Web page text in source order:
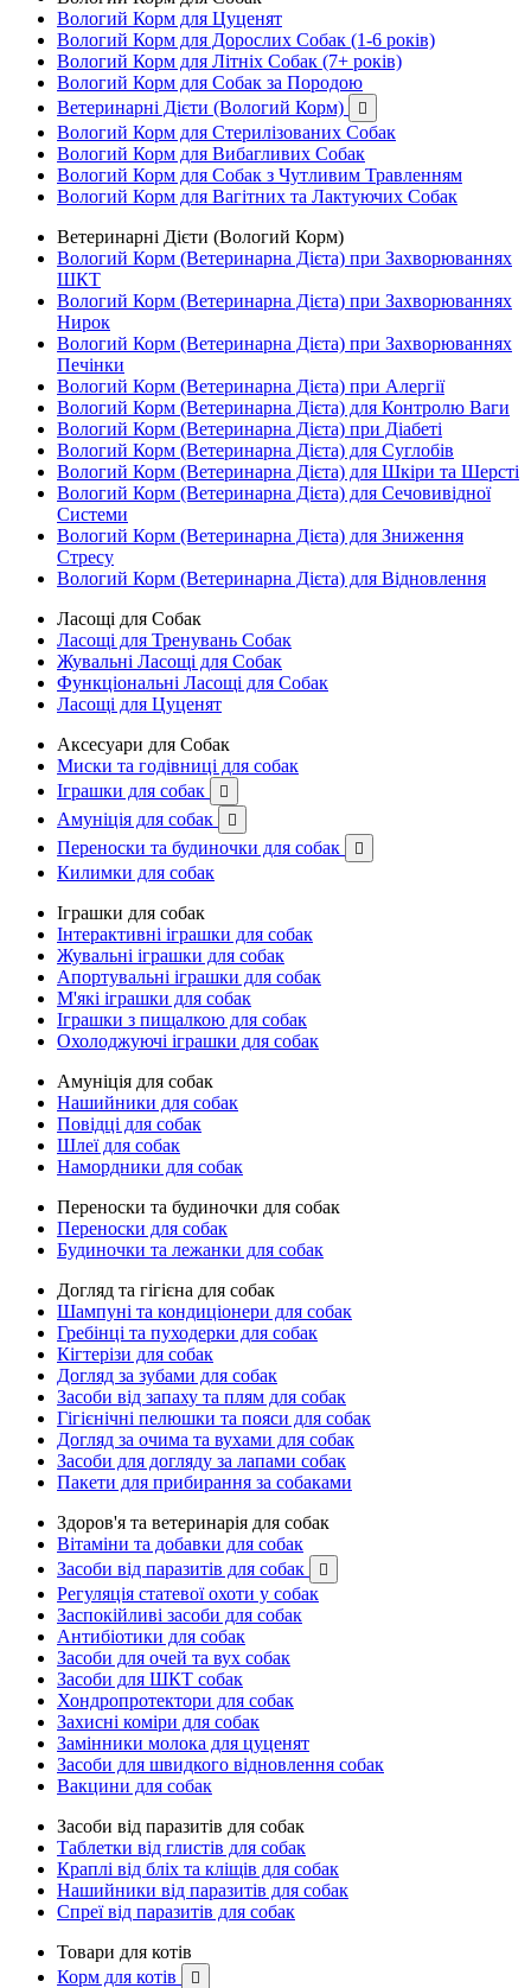
Вологий Корм для Цуценят
Вологий Корм для Дорослих Собак (1-6 років)
Вологий Корм для Літніх Собак (7+ років)
Вологий Корм для Собак за Породою
Ветеринарні Дієти (Вологий Корм)

Вологий Корм для Стерилізованих Собак
Вологий Корм для Вибагливих Собак
Вологий Корм для Собак з Чутливим Травленням
Вологий Корм для Вагітних та Лактуючих Собак
Ветеринарні Дієти (Вологий Корм)
Вологий Корм (Ветеринарна Дієта) при Захворюваннях
ШКТ
Вологий Корм (Ветеринарна Дієта) при Захворюваннях
Нирок
Вологий Корм (Ветеринарна Дієта) при Захворюваннях
Печінки
Вологий Корм (Ветеринарна Дієта) при Алергії
Вологий Корм (Ветеринарна Дієта) для Контролю Ваги
Вологий Корм (Ветеринарна Дієта) при Діабеті
Вологий Корм (Ветеринарна Дієта) для Суглобів
Вологий Корм (Ветеринарна Дієта) для Шкіри та Шерсті
Вологий Корм (Ветеринарна Дієта) для Сечовивідної
Системи
Вологий Корм (Ветеринарна Дієта) для Зниження
Стресу
Вологий Корм (Ветеринарна Дієта) для Відновлення
Ласощі для Собак
Ласощі для Тренувань Собак
Жувальні Ласощі для Собак
Функціональні Ласощі для Собак
Ласощі для Цуценят
Аксесуари для Собак
Миски та годівниці для собак
Іграшки для собак

Амуніція для собак 
Переноски та будиночки для собак 
Килимки для собак
Іграшки для собак
Інтерактивні іграшки для собак
Жувальні іграшки для собак
Апортувальні іграшки для собак
М'які іграшки для собак
Іграшки з пищалкою для собак
Охолоджуючі іграшки для собак
Амуніція для собак
Нашийники для собак
Повідці для собак
Шлеї для собак
Намордники для собак
Переноски та будиночки для собак
Переноски для собак
Будиночки та лежанки для собак
Догляд та гігієна для собак
Шампуні та кондиціонери для собак
Гребінці та пуходерки для собак
Кігтерізи для собак
Догляд за зубами для собак
Засоби від запаху та плям для собак
Гігієнічні пелюшки та пояси для собак
Догляд за очима та вухами для собак
Засоби для догляду за лапами собак
Пакети для прибирання за собаками
Здоров'я та ветеринарія для собак
Вітаміни та добавки для собак
Засоби від паразитів для собак

Регуляція статевої охоти у собак
Заспокійливі засоби для собак
Антибіотики для собак
Засоби для очей та вух собак
Засоби для ШКТ собак
Хондропротектори для собак
Захисні коміри для собак
Замінники молока для цуценят
Засоби для швидкого відновлення собак
Вакцини для собак
Засоби від паразитів для собак
Таблетки від глистів для собак
Краплі від бліх та кліщів для собак
Нашийники від паразитів для собак
Спреї від паразитів для собак
Товари для котів
Корм для котів
